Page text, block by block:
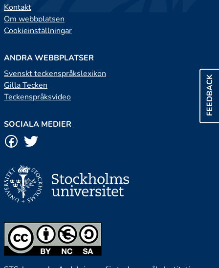
FEEDBACK
Kontakt
Om webbplatsen
Cookieinställningar
ANDRA WEBBPLATSER
Svenskt teckenspråkslexikon
Gilla Tecken
Teckenspråksvideo
SOCIALA MEDIER